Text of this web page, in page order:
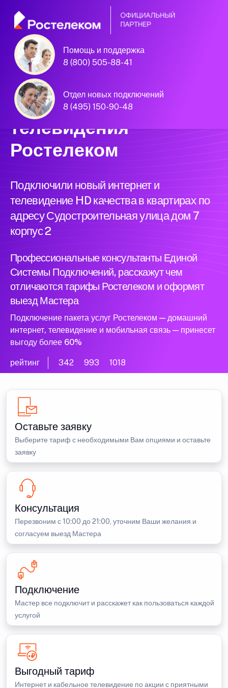
Помощь и поддержка
8 (800) 505-88-41
Отдел новых подключений
8 (495) 150-90-48
Единая Система
Подключений
нового интернета и
телевидения
Ростелеком
Подключили новый интернет и
телевидение HD качества в квартирах по
адресу Судостроительная улица дом 7
корпус 2
Профессиональные консультанты Единой
Системы Подключений, расскажут чем
отличаются тарифы Ростелеком и оформят
выезд Мастера
Подключение пакета услуг Ростелеком — домашний
интернет, телевидение и мобильная связь — принесет
выгоду более 60%
рейтинг 342 993 1018
Оставьте заявку
Выберите тариф с необходимыми Вам опциями и оставьте
заявку
Консультация
Перезвоним с 10:00 до 21:00, уточним Ваши желания и
согласуем выезд Мастера
Подключение
Мастер все подключит и расскажет как пользоваться каждой
услугой
Выгодный тариф
Интернет и кабельное телевидение по акции с приятными